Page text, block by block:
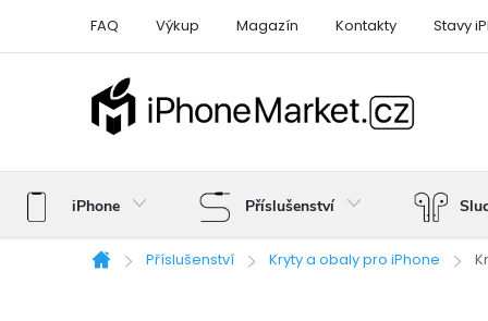
FAQ Výkup Magazín Kontakty Stavy
iPhone Příslušenství
Domů
Příslušenství Kryty a obaly pro iPhone